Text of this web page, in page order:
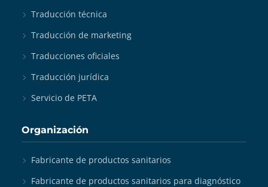
Traducción técnica
Traducción de marketing
Traducciones oficiales
Traducción jurídica
Servicio de PETA
Organización
Fabricante de productos sanitarios
Fabricante de productos sanitarios para diagnóstico